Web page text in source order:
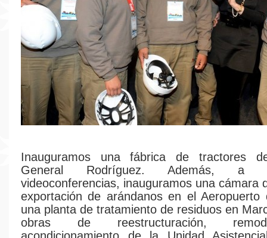
Inauguramos una fábrica de tractores
General Rodríguez. Además, a
videoconferencias, inauguramos una cámara
exportación de arándanos en el Aeropuerto
una planta de tratamiento de residuos en
obras de reestructuración,